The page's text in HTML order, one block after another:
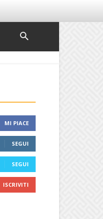
MI PIACE
SEGUI
SEGUI
ISCRIVITI